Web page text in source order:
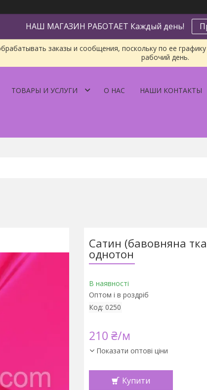
НАШ МАГАЗИН РАБОТАЕТ Каждый день!
заказы и сообщения, поскольку по ее
рабочий день.
ТОВАРЫ И УСЛУГИ О НАС НАШИ КОНТАКТЫ
Сатин (бавовняна
однотон
В наявності
Оптом і в роздріб
Код: 0250
210 ₴/м
Показати оптові ціни
Купити